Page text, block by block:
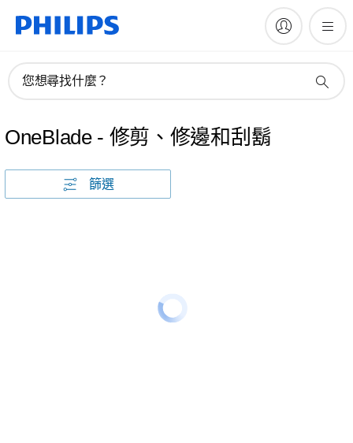
您想尋找什麼？
OneBlade - 修剪、修邊和刮鬍
篩選